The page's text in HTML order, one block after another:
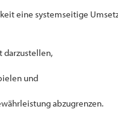
eine systemseitige
und
abzugrenzen.